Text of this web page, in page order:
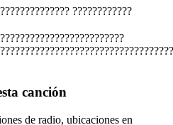
????????????
canción
de radio, ubicaciones en